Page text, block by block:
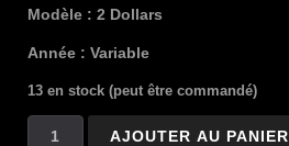
Modèle : 2 Dollars
Année : Variable
13 en stock (peut être commandé)
AJOUTER AU PANIER